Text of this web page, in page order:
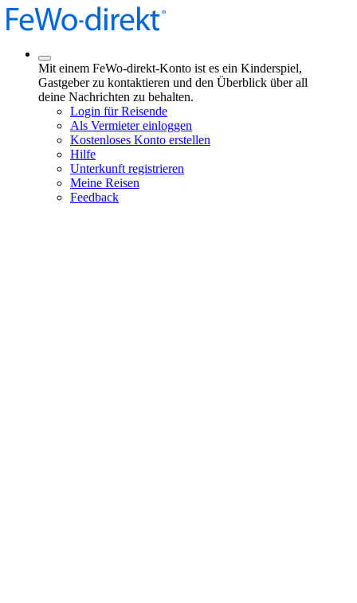
Mit einem FeWo-direkt-Konto ist es ein Kinderspiel,
Gastgeber zu kontaktieren und den Überblick über all
deine Nachrichten zu behalten.
Login für Reisende
Als Vermieter einloggen
Kostenloses Konto erstellen
Hilfe
Unterkunft registrieren
Meine Reisen
Feedback